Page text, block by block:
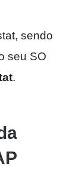
sendo
seu SO
.